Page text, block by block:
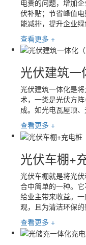
电贵的问题，增加
伏补贴；节省峰值
能减排，提升企业绿
查看更多 +
光伏建筑一
光伏建筑一体化是
术，一类是光伏方
成。如光电瓦屋顶
查看更多 +
光伏车棚+
光伏车棚就是将光
合中简单的一种。
给业主带来收益。
观，且为清洁环保
查看更多 +